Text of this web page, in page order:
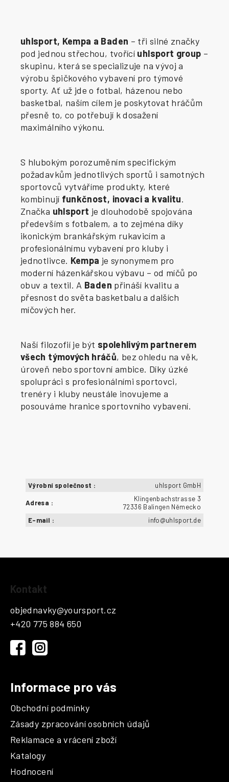
uhlsport, Kempa a Baden – tři silné značky
pod jednou střechou, tvořící uhlsport group –
skupinu, která se specializuje na vývoj a
výrobu špičkového vybavení pro týmové
sporty. Ať už jde o fotbal, házenou nebo
basketbal, naším cílem je poskytovat hráčům
přesně to, co potřebují k dosažení
maximálního výkonu.
S hlubokým porozuměním specifickým
požadavkům jednotlivých sportů i samotných
sportovců vytváříme produkty, které
kombinují funkčnost, inovaci a kvalitu.
Značka uhlsport je dlouhodobě spojována
především s fotbalem, a to zejména díky
ikonickým brankářským rukavicím a
profesionálnímu vybavení pro kluby i
jednotlivce. Kempa je synonymem pro
moderní házenkářskou výbavu – od míčů po
obuv a textil. A Baden přináší kvalitu a
přesnost do světa basketbalu a dalších
míčových her.
Naší filozofií je být spolehlivým partnerem
všech týmových hráčů, bez ohledu na věk,
úroveň nebo sportovní ambice. Díky úzké
spolupráci s profesionálními sportovci,
trenéry i kluby neustále inovujeme a
posouváme hranice sportovního vybavení.
Výrobní společnost : uhlsport GmbH
Adresa :
Klingenbachstrasse 3
72336 Balingen Německo
E-mail : info@uhlsport.de
Kontakt
objednavky@yoursport.cz
+420 775 884 650
Informace pro vás
Obchodní podmínky
Zásady zpracování osobních údajů
Reklamace a vrácení zboží
Katalogy
Hodnocení